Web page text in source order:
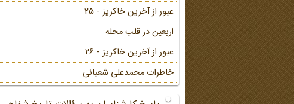
عبور از آخرین خاکریز - 25
اربعین در قلب محله
عبور از آخرین خاکریز - 26
خاطرات محمد‌علی شعبانی